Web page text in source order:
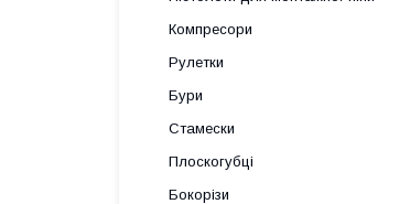
Компресори
Рулетки
Бури
Стамески
Плоскогубці
Бокорізи